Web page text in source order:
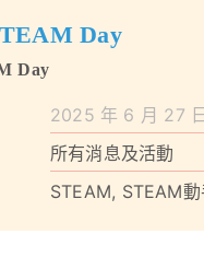
Day
Day
2025 年 6 月 27 日
所有消息及活動
STEAM, STEAM